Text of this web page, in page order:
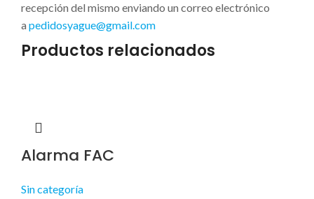
recepción del mismo enviando un correo electrónico
a pedidosyague@gmail.com
Productos relacionados
Alarma FAC
Sin categoría